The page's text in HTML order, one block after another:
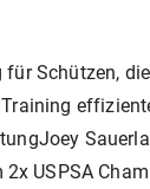
Schützen,
USPSA